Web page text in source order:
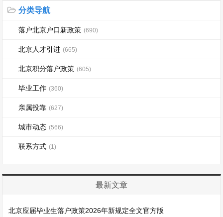
分类导航
落户北京户口新政策 (690)
北京人才引进 (665)
北京积分落户政策 (605)
毕业工作 (360)
亲属投靠 (627)
城市动态 (566)
联系方式 (1)
最新文章
北京应届毕业生落户政策2026年新规定全文官方版